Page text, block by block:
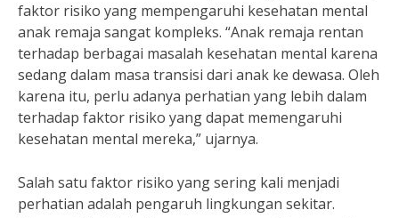
faktor risiko yang mempengaruhi kesehatan mental
anak remaja sangat kompleks. “Anak remaja rentan
terhadap berbagai masalah kesehatan mental karena
sedang dalam masa transisi dari anak ke dewasa. Oleh
karena itu, perlu adanya perhatian yang lebih dalam
terhadap faktor risiko yang dapat memengaruhi
kesehatan mental mereka,” ujarnya.
Salah satu faktor risiko yang sering kali menjadi
perhatian adalah pengaruh lingkungan sekitar.